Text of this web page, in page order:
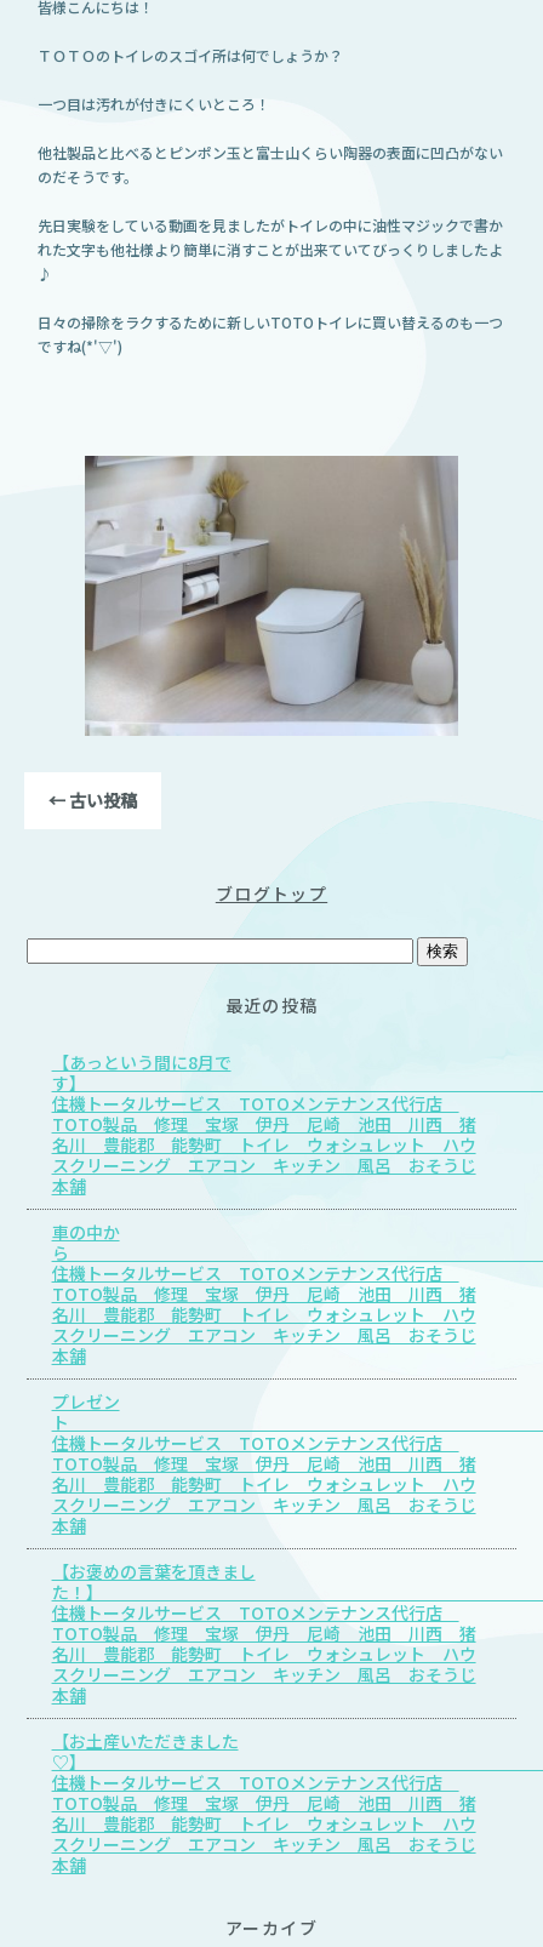
皆様こんにちは！
ＴＯＴＯのトイレのスゴイ所は何でしょうか？
一つ目は汚れが付きにくいところ！
他社製品と比べるとピンポン玉と富士山くらい陶器の表面に凹凸がない
のだそうです。
先日実験をしている動画を見ましたがトイレの中に油性マジックで書か
れた文字も他社様より簡単に消すことが出来ていてびっくりしましたよ
♪
日々の掃除をラクするために新しいTOTOトイレに買い替えるのも一つ
ですね(*'▽')
← 古い投稿
ブログトップ
最近の投稿
【あっという間に8月で
す
住機トータルサービス TOTOメンテナンス代行店
TOTO製品 修理 宝塚 伊丹 尼崎 池田 川西 猪
名川 豊能郡 能勢町 トイレ ウォシュレット ハウ
スクリーニング エアコン キッチン 風呂 おそうじ
本舗
車の中か
住機トータルサービス TOTOメンテナンス代行店
TOTO製品 修理 宝塚 伊丹 尼崎 池田 川西 猪
名川 豊能郡 能勢町 トイレ ウォシュレット ハウ
スクリーニング エアコン キッチン 風呂 おそうじ
本舗
プレゼン
住機トータルサービス TOTOメンテナンス代行店
TOTO製品 修理 宝塚 伊丹 尼崎 池田 川西 猪
名川 豊能郡 能勢町 トイレ ウォシュレット ハウ
スクリーニング エアコン キッチン 風呂 おそうじ
本舗
【お褒めの言葉を頂きまし
た
住機トータルサービス TOTOメンテナンス代行店
TOTO製品 修理 宝塚 伊丹 尼崎 池田 川西 猪
名川 豊能郡 能勢町 トイレ ウォシュレット ハウ
スクリーニング エアコン キッチン 風呂 おそうじ
本舗
【お土産いただきました
♡
住機トータルサービス TOTOメンテナンス代行店
TOTO製品 修理 宝塚 伊丹 尼崎 池田 川西 猪
名川 豊能郡 能勢町 トイレ ウォシュレット ハウ
スクリーニング エアコン キッチン 風呂 おそうじ
本舗
アーカイブ